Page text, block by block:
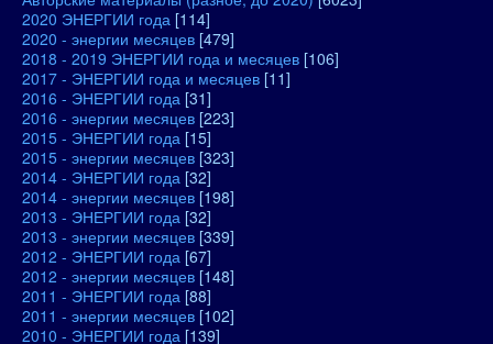
2020 ЭНЕРГИИ года [114]
2020 - энергии месяцев [479]
2018 - 2019 ЭНЕРГИИ года и месяцев [106]
2017 - ЭНЕРГИИ года и месяцев [11]
2016 - ЭНЕРГИИ года [31]
2016 - энергии месяцев [223]
2015 - ЭНЕРГИИ года [15]
2015 - энергии месяцев [323]
2014 - ЭНЕРГИИ года [32]
2014 - энергии месяцев [198]
2013 - ЭНЕРГИИ года [32]
2013 - энергии месяцев [339]
2012 - ЭНЕРГИИ года [67]
2012 - энергии месяцев [148]
2011 - ЭНЕРГИИ года [88]
2011 - энергии месяцев [102]
2010 - ЭНЕРГИИ года [139]